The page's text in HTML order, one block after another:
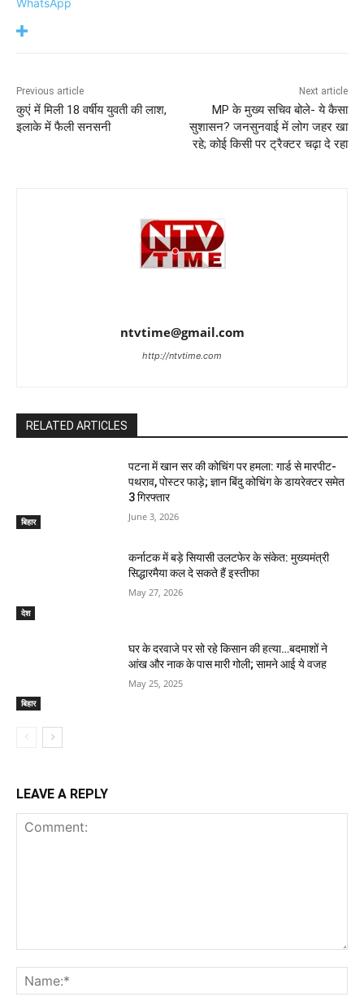
WhatsApp
Previous article
कुएं में मिली 18 वर्षीय युवती की लाश,
इलाके में फैली सनसनी
Next article
MP के मुख्य सचिव बोले- ये कैसा
सुशासन? जनसुनवाई में लोग जहर खा
रहे; कोई किसी पर ट्रैक्टर चढ़ा दे रहा
ntvtime@gmail.com
http://ntvtime.com
RELATED ARTICLES
बिहार
पटना में खान सर की कोचिंग पर हमला: गार्ड से मारपीट-
पथराव, पोस्टर फाड़े; ज्ञान बिंदु कोचिंग के डायरेक्टर समेत
3 गिरफ्तार
June 3, 2026
देश
कर्नाटक में बड़े सियासी उलटफेर के संकेत: मुख्यमंत्री
सिद्धारमैया कल दे सकते हैं इस्तीफा
May 27, 2026
बिहार
घर के दरवाजे पर सो रहे किसान की हत्या…बदमाशों ने
आंख और नाक के पास मारी गोली; सामने आई ये वजह
May 25, 2025
LEAVE A REPLY